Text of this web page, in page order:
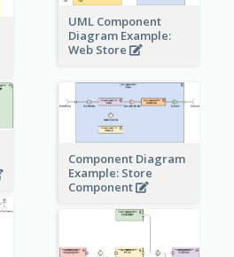
UML Component
Diagram Example:
Web Store
Component Diagram
Example: Store
Component